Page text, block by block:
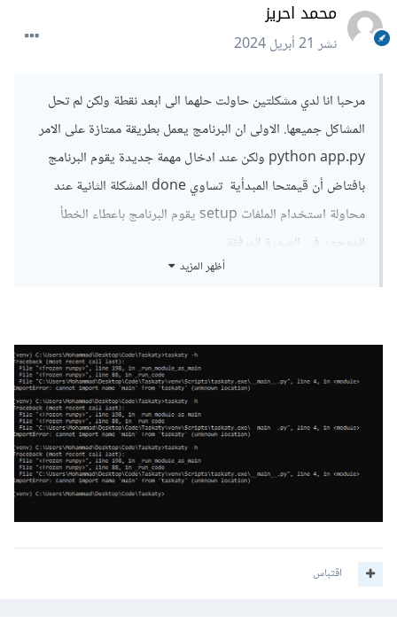
محمد احريز
نشر21 أبريل 2024
مرحبا انا لدي مشكلتين حاولت حلهما الى ابعد نقطة ولكن لم تحل
المشاكل جميعها. الاولى ان البرنامج يعمل بطريقة ممتازة على الامر
python app.py ولكن عند ادخال مهمة جديدة يقوم البرنامج
بافتاض أن قيمتحا المبدأية تساوي done المشكلة الثانية عند
محاولة استخدام الملفات setup يقوم البرنامج باعطاء الخطأ
الموجود في الصورة المرفقة
Taskaty.rar5.05 MB·0 تنزيلات
أظهر المزيد
اقتباس